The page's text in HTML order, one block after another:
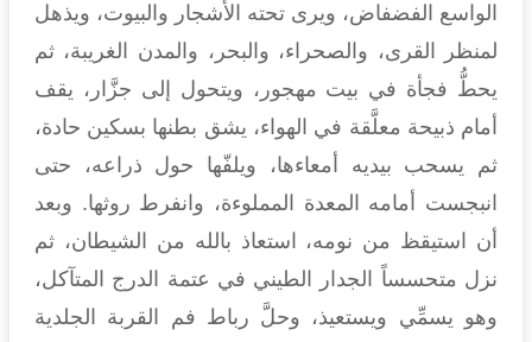
الواسع الفضفاض، ويرى تحته الأشجار والبيوت، ويذهل
لمنظر القرى، والصحراء، والبحر، والمدن الغريبة، ثم
يحطُّ فجأة في بيت مهجور، ويتحول إلى جزَّار، يقف
أمام ذبيحة معلَّقة في الهواء، يشق بطنها بسكين حادة،
ثم يسحب بيديه أمعاءها، ويلفّها حول ذراعه، حتى
انبجست أمامه المعدة المملوءة، وانفرط روثها. وبعد
أن استيقظ من نومه، استعاذ بالله من الشيطان، ثم
نزل متحسساً الجدار الطيني في عتمة الدرج المتآكل،
وهو يسمِّي ويستعيذ، وحلَّ رباط فم القربة الجلدية